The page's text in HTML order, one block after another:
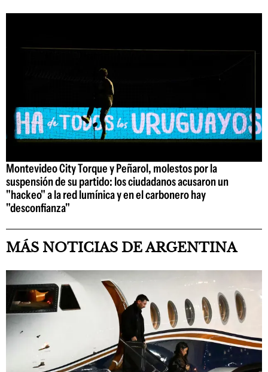
Montevideo City Torque y Peñarol, molestos por la
suspensión de su partido: los ciudadanos acusaron un
"hackeo" a la red lumínica y en el carbonero hay
"desconfianza"
MÁS NOTICIAS DE ARGENTINA